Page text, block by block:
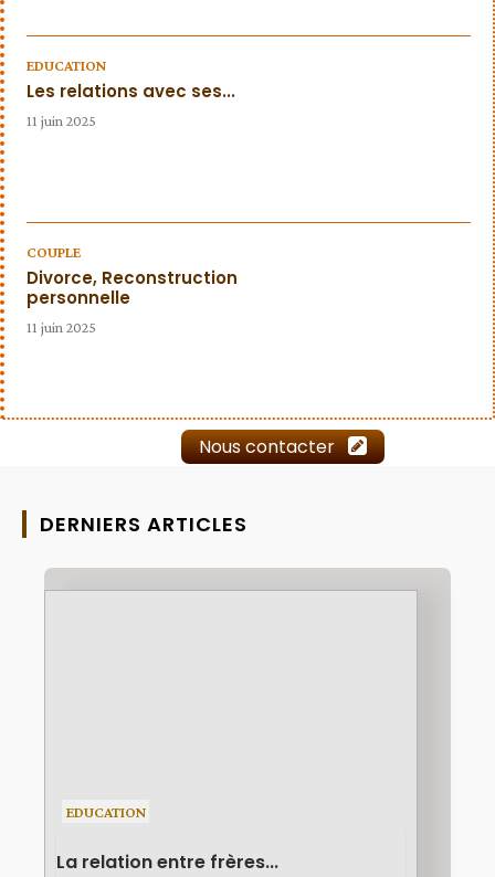
EDUCATION
Les relations avec ses...
11 juin 2025
COUPLE
Divorce, Reconstruction
personnelle
11 juin 2025
Nous contacter
DERNIERS ARTICLES
EDUCATION
La relation entre frères...